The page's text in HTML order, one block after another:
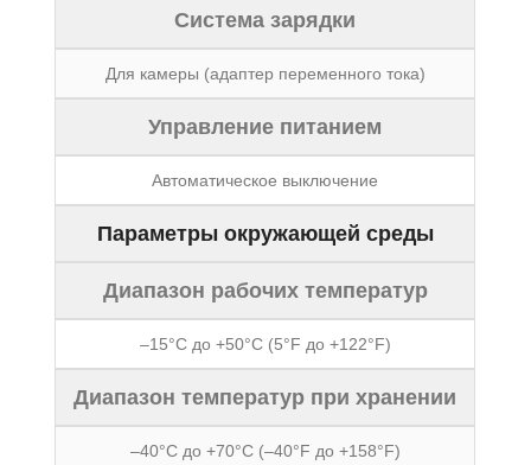
Система зарядки
Для камеры (адаптер переменного тока)
Управление питанием
Автоматическое выключение
Параметры окружающей среды
Диапазон рабочих температур
–15°C до +50°C (5°F до +122°F)
Диапазон температур при хранении
–40°C до +70°C (–40°F до +158°F)